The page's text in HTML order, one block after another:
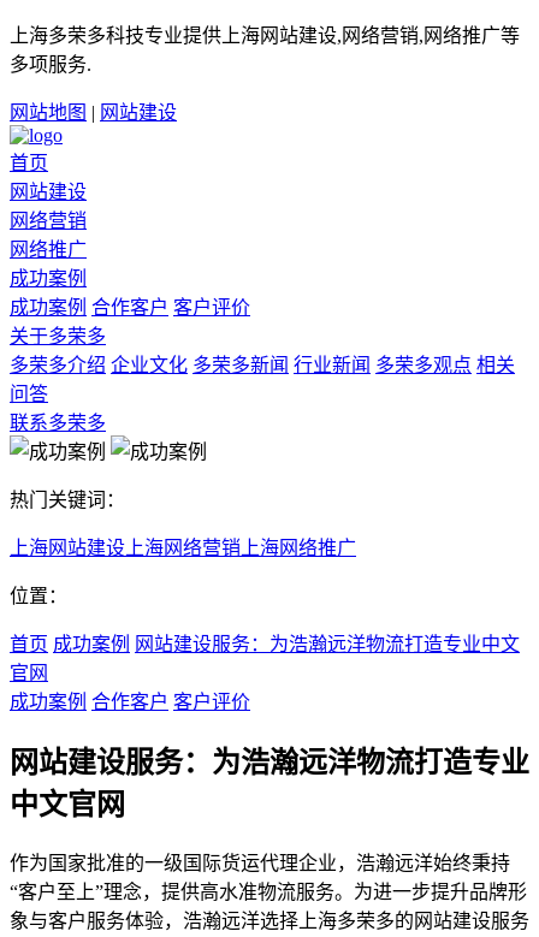
上海多荣多科技专业提供上海网站建设,网络营销,网络推广等
多项服务.
网站地图 | 网站建设
首页
网站建设
网络营销
网络推广
成功案例
成功案例 合作客户 客户评价
关于多荣多
多荣多介绍 企业文化 多荣多新闻 行业新闻 多荣多观点 相关
问答
联系多荣多
热门关键词：
上海网站建设 上海网络营销 上海网络推广
位置：
首页 成功案例
网站建设服务：为浩瀚远洋物流打造专业中文
官网
成功案例 合作客户 客户评价
网站建设服务：为浩瀚远洋物流打造专业
中文官网
作为国家批准的一级国际货运代理企业，浩瀚远洋始终秉持
“客户至上”理念，提供高水准物流服务。为进一步提升品牌形
象与客户服务体验，浩瀚远洋选择上海多荣多的网站建设服务